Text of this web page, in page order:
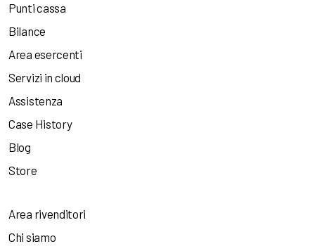
Punti cassa
Bilance
Area esercenti
Servizi in cloud
Assistenza
Case History
Blog
Store
Area rivenditori
Chi siamo